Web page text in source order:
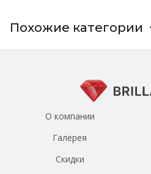
Похожие категории
О компании
Галерея
Скидки